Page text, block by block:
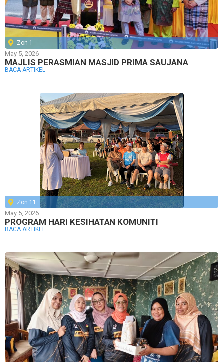
Zon 1
May 5, 2026
MAJLIS PERASMIAN MASJID PRIMA SAUJANA
BACA ARTIKEL
Zon 11
May 5, 2026
PROGRAM HARI KESIHATAN KOMUNITI
BACA ARTIKEL